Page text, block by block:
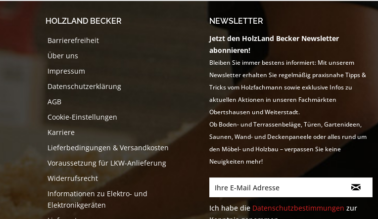
HOLZLAND BECKER
Barrierefreiheit
Über uns
Impressum
Datenschutzerklärung
AGB
Cookie-Einstellungen
Karriere
Lieferbedingungen & Versandkosten
Voraussetzung für LKW-Anlieferung
Widerrufsrecht
Informationen zu Elektro- und
Elektronikgeräten
NEWSLETTER
Jetzt den HolzLand Becker Newsletter
abonnieren!
Bleiben Sie immer bestens informiert: Mit unserem
Newsletter erhalten Sie regelmäßig praxisnahe Tipps &
Tricks vom Holzfachmann sowie exklusive Infos zu
aktuellen Aktionen in unseren Fachmärkten
Obertshausen und Weiterstadt.
Ob Boden- und Terrassenbeläge, Türen, Gartenideen,
Saunen, Wand- und Deckenpaneele oder alles rund um
den Möbel- und Holzbau – verpassen Sie keine
Neuigkeiten mehr!
Ich habe die Datenschutzbestimmungen zur